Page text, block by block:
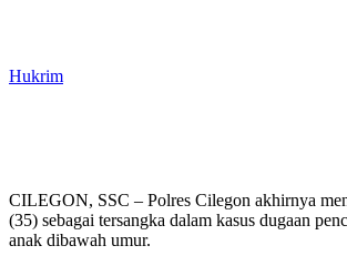
Hukrim
CILEGON, SSC – Polres Cilegon akhirnya
(35) sebagai tersangka dalam kasus dugaan
anak dibawah umur.